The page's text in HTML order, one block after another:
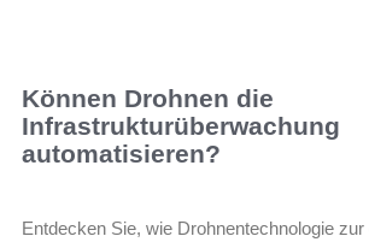
Können Drohnen die
Infrastrukturüberwachung
automatisieren?
Entdecken Sie, wie Drohnentechnologie zur